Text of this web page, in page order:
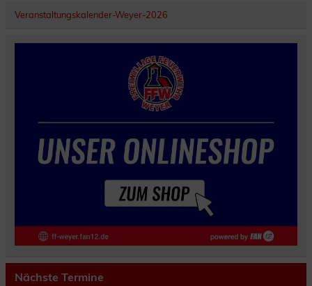
Veranstaltungskalender-Weyer-2026
Nächste Termine